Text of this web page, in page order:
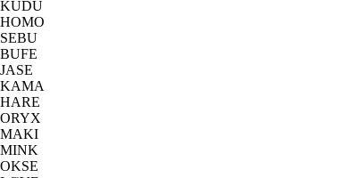
KUDU
HOMO
SEBU
BUFE
JASE
KAMA
HARE
ORYX
MAKI
MINK
OKSE